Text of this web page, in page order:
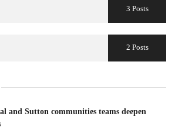
3 Posts
2 Posts
and Sutton communities teams deepen